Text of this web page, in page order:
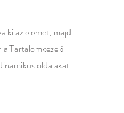
ki az elemet, majd
Tartalomkezelő
oldalakat